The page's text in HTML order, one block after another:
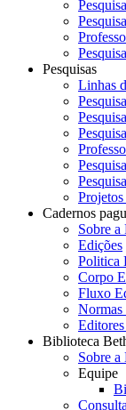
Pesquisas
Linhas
Projetos
Cadernos pagu
Sobre a
Edições
Politica
Corpo
Fluxo
Normas
Biblioteca
Sobre a
Equipe